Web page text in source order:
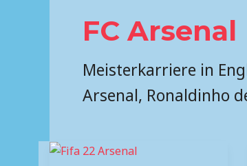
FC Arsenal
Meisterkarriere in
Arsenal, Ronaldinho
Meister-